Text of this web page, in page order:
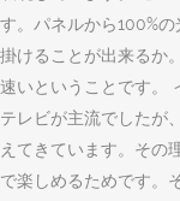
す。パネルから100%
掛けることが出来るか
速いということです。
テレビが主流でしたが
えてきています。その
で楽しめるためです。